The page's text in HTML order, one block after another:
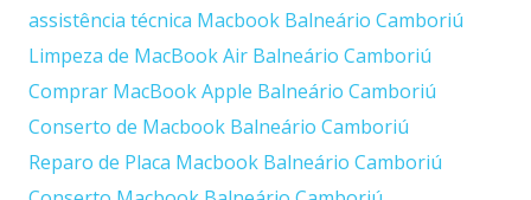
assistência técnica Macbook Balneário Camboriú
Limpeza de MacBook Air Balneário Camboriú
Comprar MacBook Apple Balneário Camboriú
Conserto de Macbook Balneário Camboriú
Reparo de Placa Macbook Balneário Camboriú